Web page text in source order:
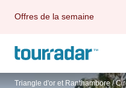
Offres de la semaine
Triangle d'or et Ranthambore /